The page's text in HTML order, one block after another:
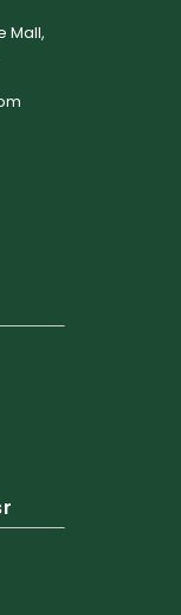
Mall,